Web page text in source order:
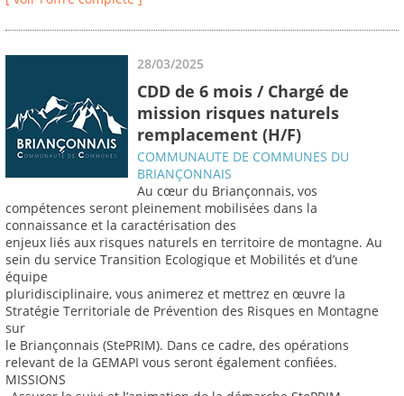
28/03/2025
CDD de 6 mois / Chargé de
mission risques naturels
remplacement (H/F)
COMMUNAUTE DE COMMUNES DU
BRIANÇONNAIS
Au cœur du Briançonnais, vos
compétences seront pleinement mobilisées dans la
connaissance et la caractérisation des
enjeux liés aux risques naturels en territoire de montagne. Au
sein du service Transition Ecologique et Mobilités et d’une
équipe
pluridisciplinaire, vous animerez et mettrez en œuvre la
Stratégie Territoriale de Prévention des Risques en Montagne
sur
le Briançonnais (StePRIM). Dans ce cadre, des opérations
relevant de la GEMAPI vous seront également confiées.
MISSIONS